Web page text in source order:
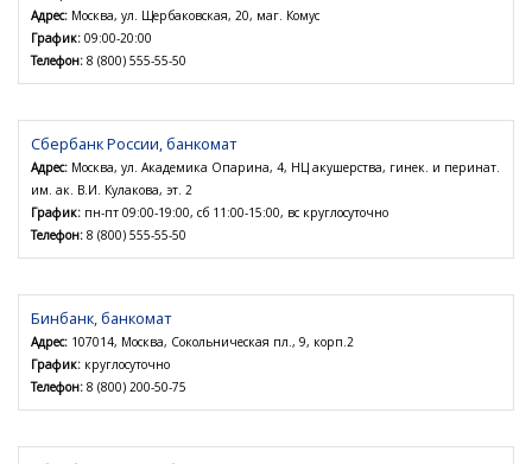
Адрес: Москва, ул. Щербаковская, 20, маг. Комус
График: 09:00-20:00
Телефон: 8 (800) 555-55-50
Сбербанк России, банкомат
Адрес: Москва, ул. Академика Опарина, 4, НЦ акушерства, гинек. и перинат.
им. ак. В.И. Кулакова, эт. 2
График: пн-пт 09:00-19:00, сб 11:00-15:00, вс круглосуточно
Телефон: 8 (800) 555-55-50
Бинбанк, банкомат
Адрес: 107014, Москва, Сокольническая пл., 9, корп.2
График: круглосуточно
Телефон: 8 (800) 200-50-75